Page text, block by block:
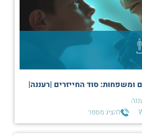
ומשפחות: סוד החייזרים |רעננה|
להציג מספר